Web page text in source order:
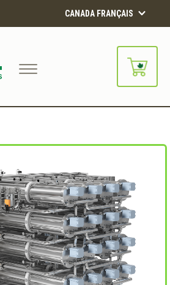
CANADA FRANÇAIS
compréhension.